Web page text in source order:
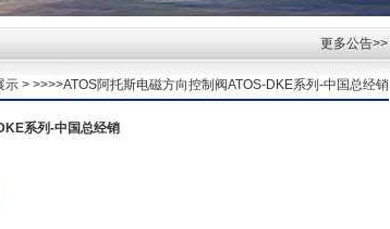
更多公告>>
示 > >>>>ATOS阿托斯电磁方向控制阀ATOS-DKE系列-中国总经销
系列-中国总经销